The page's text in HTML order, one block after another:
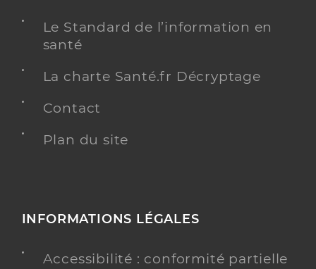
Le Standard de l’information en
santé
La charte Santé.fr Décryptage
Contact
Plan du site
INFORMATIONS LÉGALES
Accessibilité : conformité partielle